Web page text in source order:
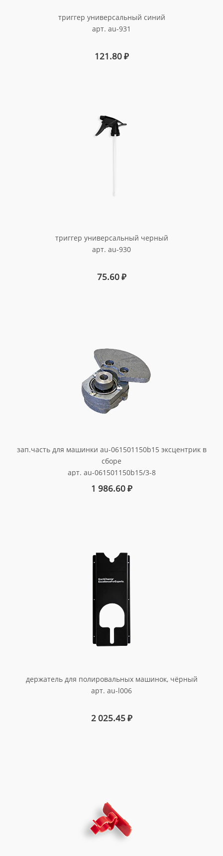
триггер универсальный синий
арт. au-931
121.80₽
триггер универсальный черный
арт. au-930
75.60₽
зап.часть для машинки au-061501150b15 эксцентрик в
сборе
арт. au-061501150b15/3-8
1 986.60₽
держатель для полировальных машинок, чёрный
арт. au-l006
2 025.45₽